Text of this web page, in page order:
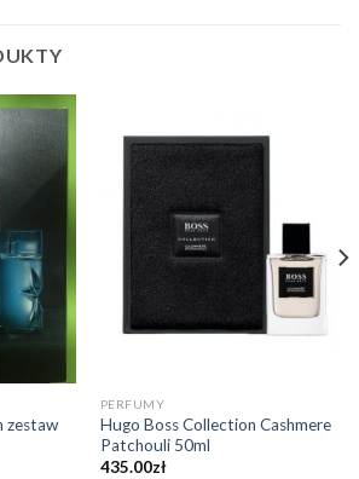
zestaw
PERFUMY
Hugo Boss Collection Cashmere
Patchouli 50ml
435.00zł